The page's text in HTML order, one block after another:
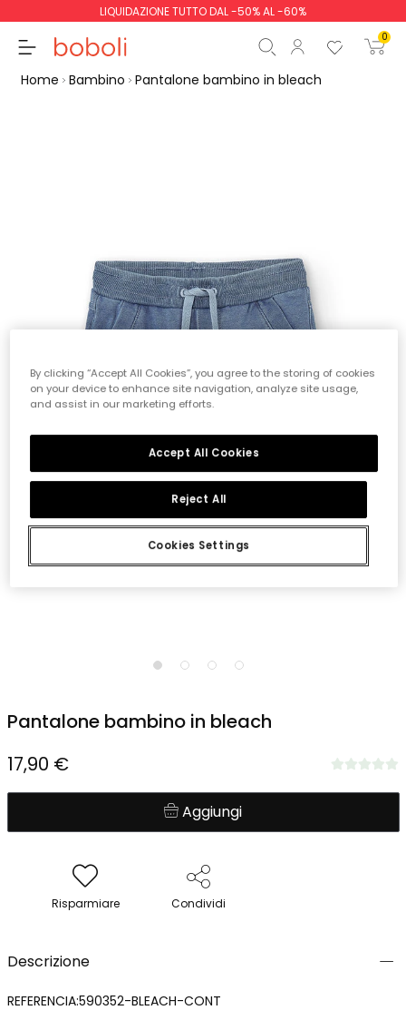
LIQUIDAZIONE TUTTO DAL -50% AL -60%
0
Home Bambino Pantalone bambino in bleach
1 2 3 4
Pantalone bambino in bleach
17,90 €
Aggiungi
Risparmiare Condividi
Descrizione
REFERENCIA:590352-BLEACH-CONT
By clicking “Accept All Cookies”, you agree to the storing of cookies
on your device to enhance site navigation, analyze site usage,
and assist in our marketing efforts.
Cookies Settings
Reject All
Accept All Cookies